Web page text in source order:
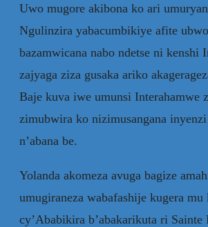
Uwo mugore akibona ko ari
Ngulinzira yabacumbikiye afite
bazamwicana nabo ndetse ni kenshi
zajyaga ziza gusaka ariko
Baje kuva iwe umunsi Interahamwe
zimubwira ko nizimusangana
n’abana be.
Yolanda akomeza avuga bagize
umugiraneza wabafashije kugera mu
cy’Ababikira b’abakarikuta ri Sainte